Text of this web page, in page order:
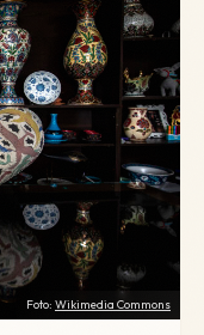
Foto: Wikimedia Commons